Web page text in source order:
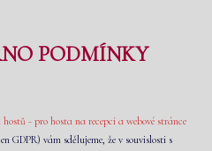
PODMÍNKY
- pro hosta na recepci a webové stránce
GDPR) vám sdělujeme, že v souvislosti s